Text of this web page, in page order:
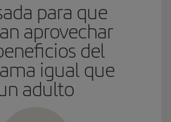
para que
aprovechar
del
igual que
adulto